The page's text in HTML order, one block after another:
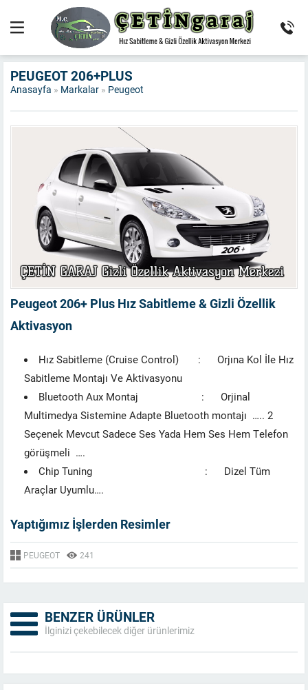
PEUGEOT 206+PLUS
Anasayfa » Markalar » Peugeot
Peugeot 206+ Plus Hız Sabitleme & Gizli Özellik
Aktivasyon
Hız Sabitleme (Cruise Control) : Orjına Kol İle Hız
Sabitleme Montajı Ve Aktivasyonu
Bluetooth Aux Montaj : Orjinal
Multimedya Sistemine Adapte Bluetooth montajı ….. 2
Seçenek Mevcut Sadece Ses Yada Hem Ses Hem Telefon
görüşmeli ….
Chip Tuning : Dizel Tüm
Araçlar Uyumlu….
Yaptığımız İşlerden Resimler
PEUGEOT 241
BENZER ÜRÜNLER
İlginizi çekebilecek diğer ürünlerimiz